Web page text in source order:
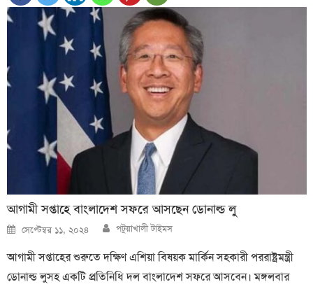
আগামী সপ্তাহে বাংলাদেশ সফরে আসছেন ডোনাল্ড লু
Posted
on
সেপ্টেম্বর ১১, ২০২৪ Author
পটুয়াখালী টাইমস
আগামী সপ্তাহের শুরুতে দক্ষিণ এশিয়া বিষয়ক মার্কিন সহকারী পররাষ্ট্রমন্ত্রী
ডোনাল্ড লুসহ একটি প্রতিনিধি দল বাংলাদেশ সফরে আসবেন। মঙ্গলবার